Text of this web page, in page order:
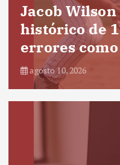
Jacob
histórico de
errores
agosto 10, 2026